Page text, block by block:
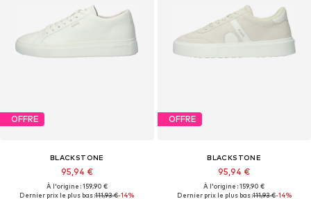
OFFRE
BLACKSTONE
95,94 €
À l'origine : 159,90 €
Dernier prix le plus bas :111,93 €-14%
OFFRE
BLACKSTONE
95,94 €
À l'origine : 159,90 €
Dernier prix le plus bas :111,93 €-14%